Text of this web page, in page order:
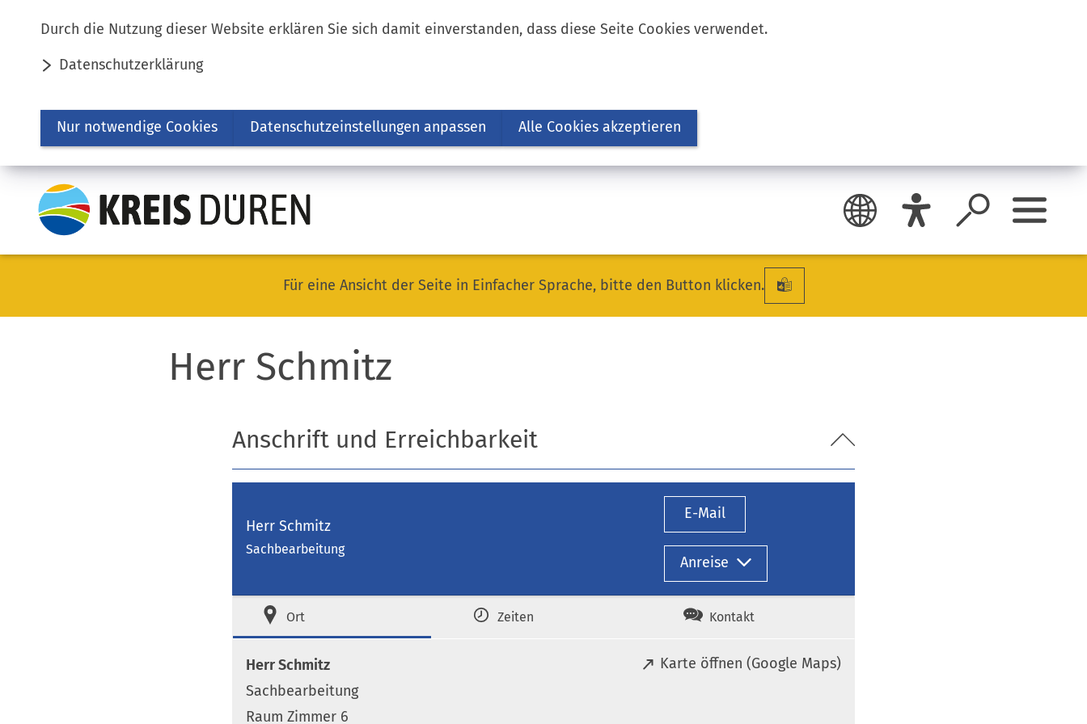
Durch die Nutzung dieser Website erklären Sie sich damit einverstanden, dass diese Seite Cookies verwendet.
Datenschutzerklärung
Nur notwendige Cookies Datenschutzeinstellungen anpassen Alle Cookies akzeptieren
Inhalt anspringen
Für eine Ansicht der Seite in Einfacher Sprache, bitte den Button klicken.
Herr Schmitz
Anschrift und Erreichbarkeit
Herr Schmitz
Sachbearbeitung
E-Mail
Anreise
Ort Zeiten Kontakt
Herr Schmitz
Sachbearbeitung
Raum Zimmer 6
Karte öffnen (Google Maps)
(